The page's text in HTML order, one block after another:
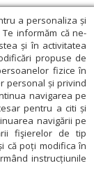
a personaliza și
informăm că ne-
și în activitatea
propuse de
fizice în
personal și privind
navigarea pe
pentru a citi și
navigării pe
fişierelor de tip
că poți modifica în
instrucțiunile
Americi